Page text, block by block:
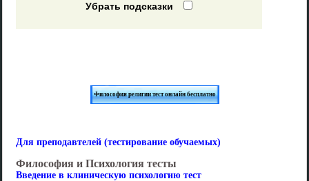
Убрать подсказки
Философия религии тест онлайн бесплатно
Для преподавтелей (тестирование обучаемых)
Философия и Психология тесты
Введение в клиническую психологию тест